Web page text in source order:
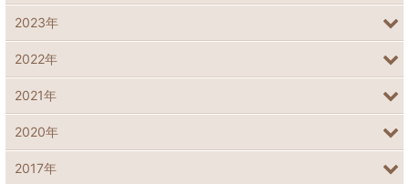
2023年
2022年
2021年
2020年
2017年